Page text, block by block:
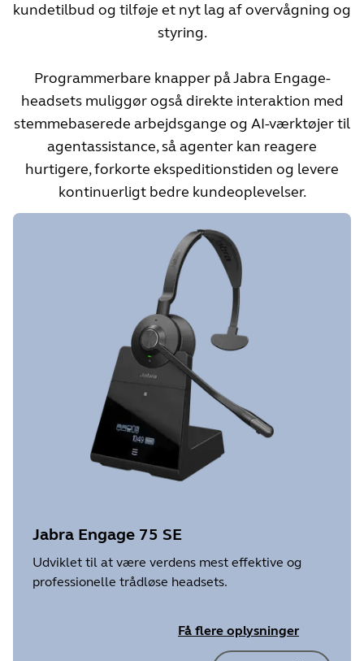
kundetilbud og tilføje et nyt lag af overvågning og
styring.
Programmerbare knapper på Jabra Engage-
headsets muliggør også direkte interaktion med
stemmebaserede arbejdsgange og AI-værktøjer til
agentassistance, så agenter kan reagere
hurtigere, forkorte ekspeditionstiden og levere
kontinuerligt bedre kundeoplevelser.
Jabra Engage 75 SE
Udviklet til at være verdens mest effektive og
professionelle trådløse headsets.
Få flere oplysninger